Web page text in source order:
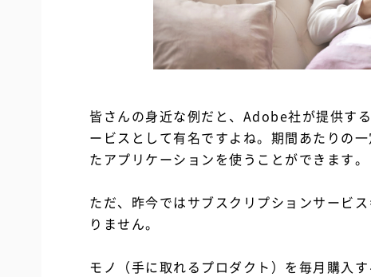
皆さんの身近な例だと、Adobe社が提供す
ービスとして有名ですよね。期間あたり
たアプリケーションを使うことができます。
ただ、昨今ではサブスクリプションサービ
りません。
モノ（手に取れるプロダクト）を毎月購入